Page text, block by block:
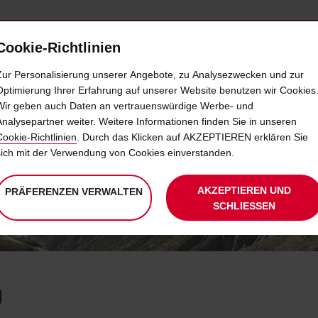
LOYALTY SELF-SERVICES
WEITERE PARTNER
HOTEL-PARTNER FAHRZEUGHERSTELLER-
Richtlinien
Personalisierung unserer Angebote, zu Analysezwecken und zur
Ihrer Erfahrung auf unserer Website benutzen wir Cookies.
geben auch Daten an vertrauenswürdige Werbe- und
weiter. Weitere Informationen finden Sie in unseren
Richtlinien. Durch das Klicken auf AKZEPTIEREN erklären Sie
mit der Verwendung von Cookies einverstanden.
PRÄFERENZEN VERWALTEN
AKZEPTIEREN UND
SCHLIESSEN